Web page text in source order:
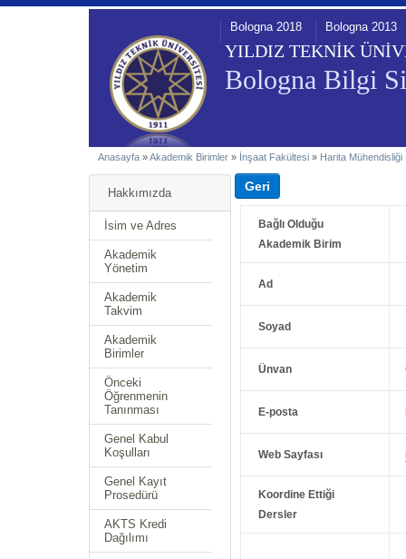
YILDIZ TEKNİK
Bologna Bilgi
Bologna 2018 Bologna 2013
Anasayfa »Akademik Birimler » İnşaat Fakültesi » Harita Mühendisliği
Hakkımızda
İsim ve Adres
Akademik
Yönetim
Akademik
Takvim
Akademik
Birimler
Önceki
Öğrenmenin
Tanınması
Genel Kabul
Koşulları
Genel Kayıt
Prosedürü
AKTS Kredi
Dağılımı
Bağlı Olduğu
Akademik Birim
Ad
Soyad
Ünvan
E-posta
Web Sayfası
Koordine Ettiği
Dersler